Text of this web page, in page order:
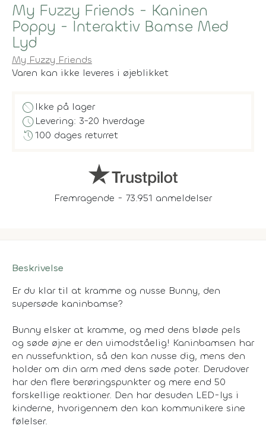
My Fuzzy Friends - Kaninen
Poppy - Interaktiv Bamse Med
Lyd
My Fuzzy Friends
Varen kan ikke leveres i øjeblikket
block Ikke på lager
scheduleLevering: 3-20 hverdage
history100 dages returret
Fremragende - 73.951 anmeldelser
Beskrivelse
Er du klar til at kramme og nusse Bunny, den
supersøde kaninbamse?
Bunny elsker at kramme, og med dens bløde pels
og søde øjne er den uimodståelig! Kaninbamsen har
en nussefunktion, så den kan nusse dig, mens den
holder om din arm med dens søde poter. Derudover
har den flere berøringspunkter og mere end 50
forskellige reaktioner. Den har desuden LED-lys i
kinderne, hvorigennem den kan kommunikere sine
følelser.